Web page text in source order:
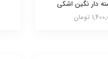
دار نگین اشکی
تومان